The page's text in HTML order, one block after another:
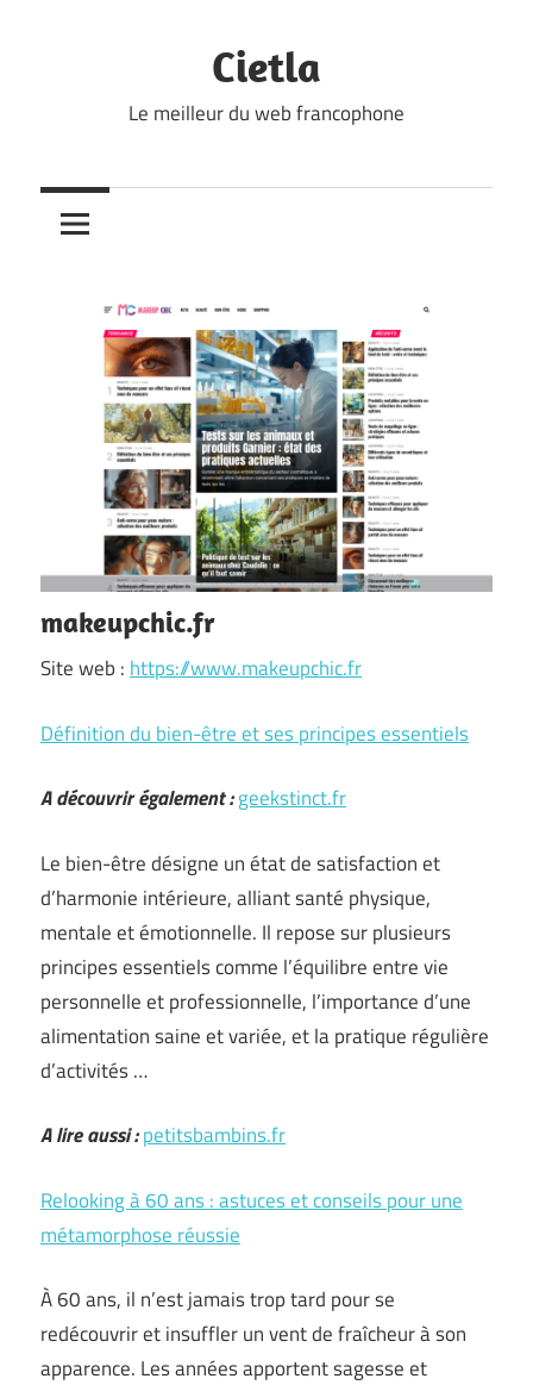
Cietla
Le meilleur du web francophone
makeupchic.fr
Site web : https://www.makeupchic.fr
Définition du bien-être et ses principes essentiels
A découvrir également :geekstinct.fr
Le bien-être désigne un état de satisfaction et
d’harmonie intérieure, alliant santé physique,
mentale et émotionnelle. Il repose sur plusieurs
principes essentiels comme l’équilibre entre vie
personnelle et professionnelle, l’importance d’une
alimentation saine et variée, et la pratique régulière
d’activités …
A lire aussi :petitsbambins.fr
Relooking à 60 ans : astuces et conseils pour une
métamorphose réussie
À 60 ans, il n’est jamais trop tard pour se
redécouvrir et insuffler un vent de fraîcheur à son
apparence. Les années apportent sagesse et